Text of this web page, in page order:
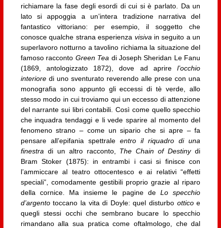
richiamare la fase degli esordi di cui si è parlato. Da un
lato si appoggia a un’intera tradizione narrativa del
fantastico vittoriano: per esempio, il soggetto che
conosce qualche strana esperienza visiva in seguito a un
superlavoro notturno a tavolino richiama la situazione del
famoso racconto Green Tea di Joseph Sheridan Le Fanu
(1869, antologizzato 1872), dove ad aprirel’occhio
interioredi uno sventurato reverendo alle prese con una
monografia sono appunto gli eccessi di tè verde, allo
stesso modo in cui troviamo qui un eccesso di attenzione
del narrante sui libri contabili. Così come quello specchio
che inquadra tendaggi e li vede sparire al momento del
fenomeno strano – come un sipario che si apre – fa
pensare all’epifania spettrale entro il riquadro di una
finestra di un altro racconto, The Chain of Destinydi
Bram Stoker (1875): in entrambi i casi si finisce con
l’ammiccare al teatro ottocentesco e ai relativi “effetti
speciali”, comodamente gestibili proprio grazie al riparo
della cornice. Ma insieme le pagine deLo specchio
d’argentotoccano la vita di Doyle: quel disturbo otticoe
quegli stessi occhi che sembrano bucare lo specchio
rimandano alla sua pratica come oftalmologo, che dal